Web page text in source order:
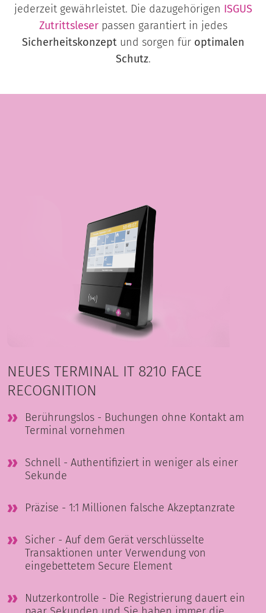
jederzeit gewährleistet. Die dazugehörigen ISGUS
Zutrittsleserpassen garantiert in jedes
Sicherheitskonzept und sorgen für optimalen
Schutz.
NEUES TERMINAL IT 8210 FACE
RECOGNITION
Berührungslos - Buchungen ohne Kontakt am
Terminal vornehmen
Schnell - Authentifiziert in weniger als einer
Sekunde
Präzise - 1:1 Millionen falsche Akzeptanzrate
Sicher - Auf dem Gerät verschlüsselte
Transaktionen unter Verwendung von
eingebettetem Secure Element
Nutzerkontrolle - Die Registrierung dauert ein